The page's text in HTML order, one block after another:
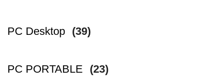
PC Desktop (39)
PC PORTABLE (23)